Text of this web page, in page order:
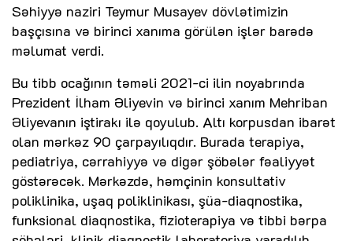
Səhiyyə naziri Teymur Musayev dövlətimizin
başçısına və birinci xanıma görülən işlər barədə
məlumat verdi.
Bu tibb ocağının təməli 2021-ci ilin noyabrında
Prezident İlham Əliyevin və birinci xanım Mehriban
Əliyevanın iştirakı ilə qoyulub. Altı korpusdan ibarət
olan mərkəz 90 çarpayılıqdır. Burada terapiya,
pediatriya, cərrahiyyə və digər şöbələr fəaliyyət
göstərəcək. Mərkəzdə, həmçinin konsultativ
poliklinika, uşaq poliklinikası, şüa-diaqnostika,
funksional diaqnostika, fizioterapiya və tibbi bərpa